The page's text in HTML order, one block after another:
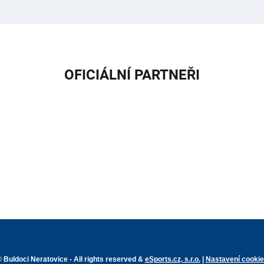
OFICIÁLNÍ PARTNEŘI
Buldoci Neratovice - All rights reserved & eSports.cz, s.r.o.| Nastavení